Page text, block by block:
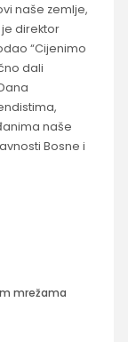
naše zemlje,
je direktor
“Cijenimo
dali
naše
Bosne i
mrežama